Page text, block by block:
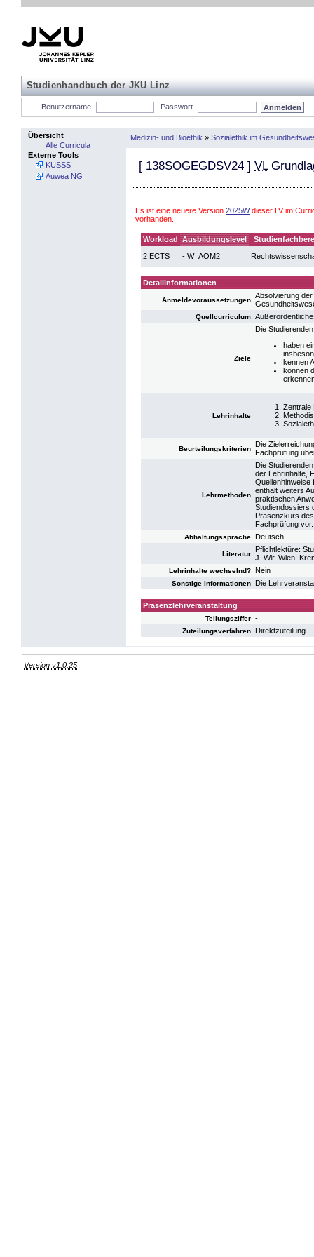
Studienhandbuch der JKU Linz
Benutzername Passwort
Übersicht
Alle Curricula
Externe Tools
KUSSS
Auwea NG
Medizin- und Bioethik » Sozialethik im
[ 138SOGEGDSV24 ] VL
Es ist eine neuere Version 2025Wdieser LV im
vorhanden.
Workload Ausbildungslevel
2 ECTS
- W_AOM2
Detailinformationen
Anmeldevoraussetzungen
Absolvierung der
Quellcurriculum
Ziele
Die Studierenden
haben
kennen
können
Lehrinhalte
Zentrale
Beurteilungskriterien
Die
Fachprüfung
Lehrmethoden
Die
der Lehrinhalte,
Quellenhinweise
enthält weiters
praktischen
Studiendossiers
Präsenzkurs
Fachprüfung vor.
Abhaltungssprache Deutsch
Literatur
Pflichtlektüre:
J. Wir. Wien:
Lehrinhalte wechselnd? Nein
Sonstige Informationen Die
Präsenzlehrveranstaltung
Teilungsziffer -
Zuteilungsverfahren Direktzuteilung
Version v1.0.25